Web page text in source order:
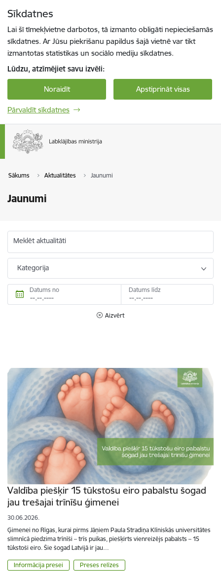
Sīkdatnes
Lai šī tīmekļvietne darbotos, tā izmanto obligāti nepieciešamās
sīkdatnes. Ar Jūsu piekrišanu papildus šajā vietnē var tikt
izmantotas statistikas un sociālo mediju sīkdatnes.
Lūdzu, atzīmējiet savu izvēli:
Noraidīt Apstiprināt visas
Pārvaldīt sīkdatnes
Sākums Aktualitātes Jaunumi
Jaunumi
Meklēt aktualitāti
Kategorija
Datums no Datums līdz
Aizvērt
Valdība piešķir 15 tūkstošu eiro pabalstu šogad
jau trešajai trīnīšu ģimenei
30.06.2026.
Ģimenei no Rīgas, kurai pirms Jāņiem Paula Stradiņa Klīniskās universitātes
slimnīcā piedzima trīnīši – trīs puikas, piešķirts vienreizējs pabalsts – 15
tūkstoši eiro. Šie šogad Latvijā ir jau…
Informācija presei Preses relīzes